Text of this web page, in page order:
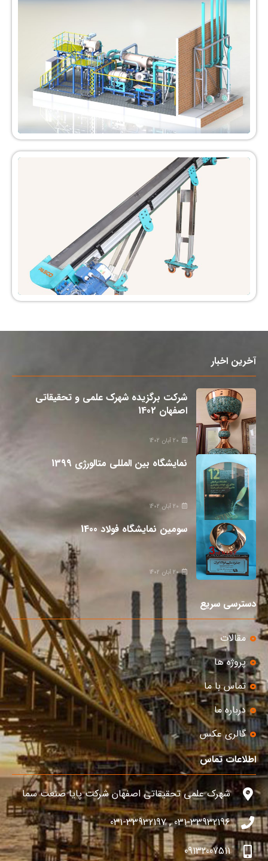
آخرین اخبار
شرکت برگزیده شهرک علمی و تحقیقاتی
اصفهان 1402
20 آبان 1402
نمایشگاه بین المللی متالورژی 1399
20 آبان 1402
سومین نمایشگاه فولاد 1400
20 آبان 1402
دسترسی سریع
مقالات
پروژه ها
تماس با ما
درباره ما
گالری عکس
اطلاعات تماس
شهرک علمی تحقیقاتی اصفهان شرکت پایا صنعت سما
031-33932196 , 031-33932197
09132007511